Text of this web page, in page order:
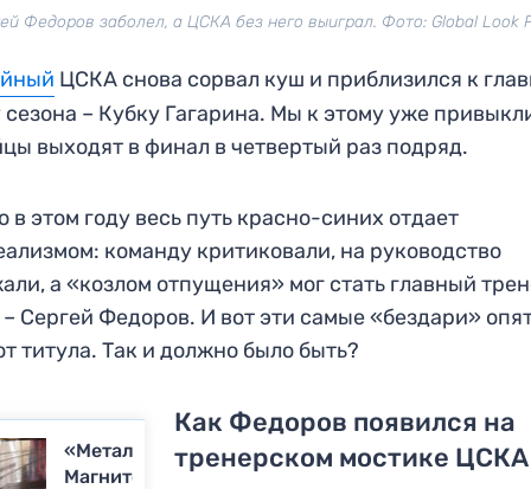
Федоров заболел, а ЦСКА без него выиграл. Фото: Global Look
ЦСКА снова сорвал куш и приблизился к
сезона – Кубку Гагарина. Мы к этому уже
выходят в финал в четвертый раз подряд.
в этом году весь путь красно-синих отдает
команду критиковали, на руководство
а «козлом отпущения» мог стать главный
– Сергей Федоров. И вот эти самые «бездари»
титула. Так и должно было быть?
«Металлург»
Магнитогорск
Как Федоров появился на
тренерском мостике ЦСКА